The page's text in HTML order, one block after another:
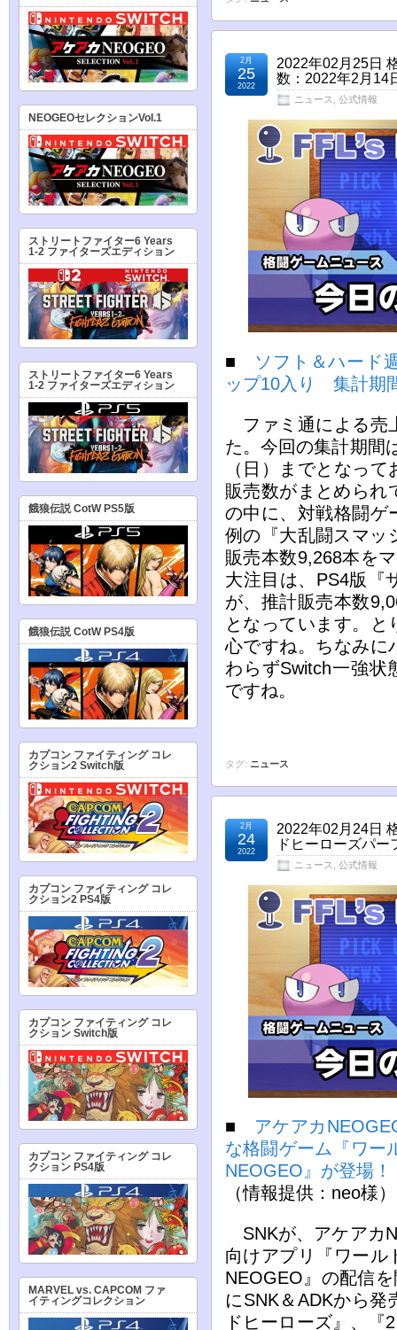
2022年02月25日
数：2022年2月14
ニュース 公式情報
2月
25
2022
■ ソフト＆ハード
ップ10入り 集計期
ファミ通による売
た。今回の集計期間
（日）までとなっ
販売数がまとめられ
の中に、対戦格闘ゲ
例の『大乱闘スマ
販売本数9,268本を
大注目は、PS4版『
が、推計販売本数
となっています。
心ですね。ちなみに
わらずSwitch一強状
ですね。
タグ: ニュース
2022年02月24日
ドヒーローズパ
ニュース 公式情報
2月
24
2022
■ アケアカ
な格闘ゲーム『ワー
NEOGEO』が登場！
（情報提供：neo様）
SNKが、アケアカ
向けアプリ『ワー
NEOGEO』の配信
にSNK＆ADKから
ドヒーローズ』、『
NEOGEOセレクションVol.1
ストリートファイター6 Years
1-2 ファイターズエディション
ストリートファイター6 Years
1-2 ファイターズエディション
餓狼伝説 CotW PS5版
餓狼伝説 CotW PS4版
カプコン ファイティング コレ
クション2 Switch版
カプコン ファイティング コレ
クション2 PS4版
カプコン ファイティング コレ
クション Switch版
カプコン ファイティング コレ
クション PS4版
MARVEL vs. CAPCOM ファ
イティングコレクション